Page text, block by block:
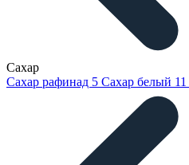
Сахар
Сахар рафинад 5 Сахар белый 11